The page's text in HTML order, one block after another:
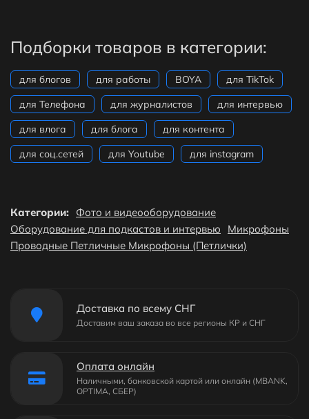
Подборки товаров в категории:
для блогов для работы BOYA
для TikTok
для Телефона
для журналистов
для интервью
для влога
для блога
для контента
для соц.сетей
для Youtube для instagram
Категории: Фото и видеооборудование
Оборудование для подкастов и интервью
Микрофоны
Проводные Петличные Микрофоны (Петлички)
Доставка по всему СНГ
Доставим ваш заказа во все регионы КР и СНГ
Оплата онлайн
Наличными, банковской картой или онлайн (MBANK,
OPTIMA, СБЕР)